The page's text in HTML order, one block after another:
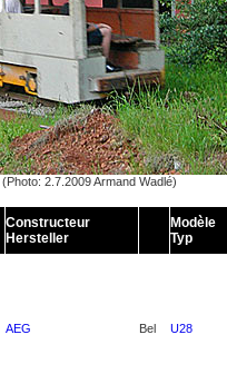
(Photo: 2.7.2009 Armand Wadlé)
Constructeur
Hersteller
Modèle
Typ
AEG Bel U28